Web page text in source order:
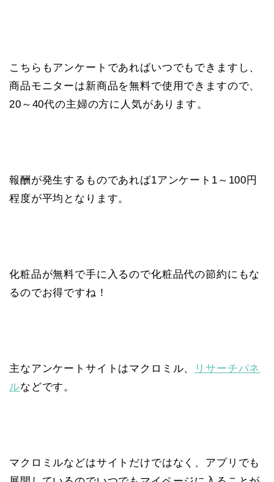
こちらもアンケートであればいつでもできますし、
商品モニターは新商品を無料で使用できますので、
20～40代の主婦の方に人気があります。
報酬が発生するものであれば1アンケート1～100円
程度が平均となります。
化粧品が無料で手に入るので化粧品代の節約にもな
るのでお得ですね！
主なアンケートサイトはマクロミル、
リサーチパネ
ルなどです。
マクロミルなどはサイトだけではなく、アプリでも